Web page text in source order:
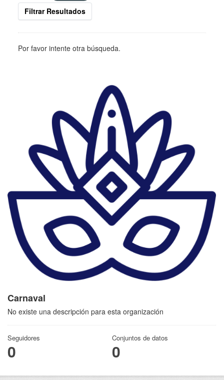
Carnaval
No existe una descripción para esta organización
Seguidores
0
Conjuntos de datos
0
Filtrar Resultados
Por favor intente otra búsqueda.